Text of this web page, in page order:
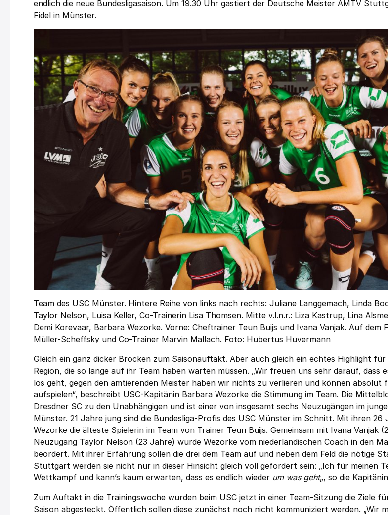
endlich die neue Bundesligasaison. Um 19.30 Uhr gastiert der Deutsche Meister AMTV
Fidel in Münster.
Team des USC Münster. Hintere Reihe von links nach rechts: Juliane Langgemach, Linda
Taylor Nelson, Luisa Keller, Co-Trainerin Lisa Thomsen. Mitte v.l.n.r.: Liza Kastrup, Lina
Demi Korevaar, Barbara Wezorke. Vorne: Cheftrainer Teun Buijs und Ivana Vanjak. Auf dem
Müller-Scheffsky und Co-Trainer Marvin Mallach. Foto: Hubertus Huvermann
Gleich ein ganz dicker Brocken zum Saisonauftakt. Aber auch gleich ein echtes Highlight für
Region, die so lange auf ihr Team haben warten müssen. „Wir freuen uns sehr darauf, dass
los geht, gegen den amtierenden Meister haben wir nichts zu verlieren und können absolut
aufspielen“, beschreibt USC-Kapitänin Barbara Wezorke die Stimmung im Team. Die
Dresdner SC zu den Unabhängigen und ist einer von insgesamt sechs Neuzugängen im
Münster. 21 Jahre jung sind die Bundesliga-Profis des USC Münster im Schnitt. Mit ihren 26
Wezorke die älteste Spielerin im Team von Trainer Teun Buijs. Gemeinsam mit Ivana Vanjak
Neuzugang Taylor Nelson (23 Jahre) wurde Wezorke vom niederländischen Coach in den
beordert. Mit ihrer Erfahrung sollen die drei dem Team auf und neben dem Feld die nötige
Stuttgart werden sie nicht nur in dieser Hinsicht gleich voll gefordert sein: „Ich für meinen
Wettkampf und kann’s kaum erwarten, dass es endlich wieder um was geht„, so die
Zum Auftakt in die Trainingswoche wurden beim USC jetzt in einer Team-Sitzung die Ziele
Saison abgesteckt. Öffentlich sollen diese zunächst noch nicht kommuniziert werden. „Wir